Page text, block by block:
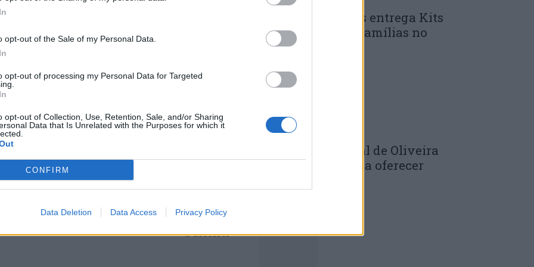
opt-out of the Sale of my Personal Data.
opt-out of processing my Personal Data for Targeted
opt-out of Collection, Use, Retention, Sale, and/or Sharing
Data that Is Unrelated with the Purposes for which it
CONFIRM
Data Deletion Data Access Privacy Policy
a medida de coação de prisão
Próximo artigo
Montemor – o – Velho: Apoio
Associativismo Desportivo | Candidaturas
a decorrer
Município de Góis entrega Kits
Comunitários às famílias no
âmbito do...
Câmara Municipal de Oliveira
do Hospital volta a oferecer